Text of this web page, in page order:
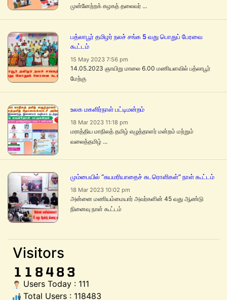
முன்னேற்றக் கழகத் தலைவர் ...
பத்லாபூர் தமிழர் நலச் சங்க 5 வது பொதுப் பேரவை
கூட்டம்
15 May 2023 7:56 pm
14.05.2023 ஞாயிறு மாலை 6.00 மணியளவில் பத்லாபூர்
மேற்கு
உலக மகளிர்நாள் பட்டிமன்றம்
18 Mar 2023 11:18 pm
மராத்திய மாநிலத் தமிழ் எழுத்தாளர் மன்றம் மற்றும்
வலைத்தமிழ் ...
மும்பையில் “சுயமரியாதைச் சுடரொளிகள்” நாள் கூட்டம்
18 Mar 2023 10:02 pm
அன்னை மணியம்மையார் அவர்களின் 45 வது ஆண்டு
நினைவு நாள் கூட்டம்
Visitors
Users Today : 111
Total Users : 118483